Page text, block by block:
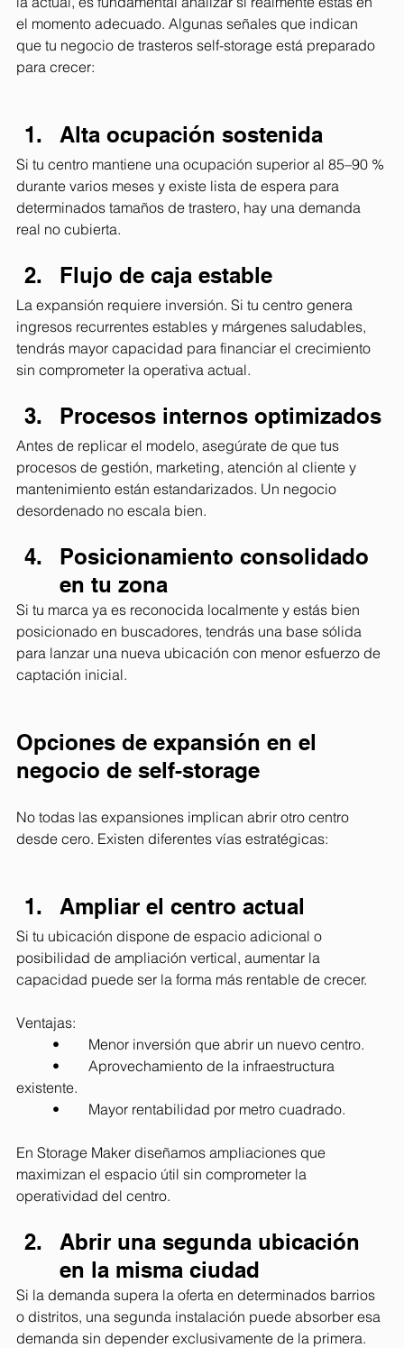
el momento adecuado. Algunas señales que indican
que tu negocio de trasteros self-storage está preparado
para crecer:
Alta ocupación sostenida
Si tu centro mantiene una ocupación superior al 85–90 %
durante varios meses y existe lista de espera para
determinados tamaños de trastero, hay una demanda
real no cubierta.
Flujo de caja estable
La expansión requiere inversión. Si tu centro genera
ingresos recurrentes estables y márgenes saludables,
tendrás mayor capacidad para financiar el crecimiento
sin comprometer la operativa actual.
Procesos internos optimizados
Antes de replicar el modelo, asegúrate de que tus
procesos de gestión, marketing, atención al cliente y
mantenimiento están estandarizados. Un negocio
desordenado no escala bien.
Posicionamiento consolidado
en tu zona
Si tu marca ya es reconocida localmente y estás bien
posicionado en buscadores, tendrás una base sólida
para lanzar una nueva ubicación con menor esfuerzo de
captación inicial.
Opciones de expansión en el
negocio de self-storage
No todas las expansiones implican abrir otro centro
desde cero. Existen diferentes vías estratégicas:
Ampliar el centro actual
Si tu ubicación dispone de espacio adicional o
posibilidad de ampliación vertical, aumentar la
capacidad puede ser la forma más rentable de crecer.
Ventajas:
	•	Menor inversión que abrir un nuevo centro.
existente.
	•	Mayor rentabilidad por metro cuadrado.
En Storage Maker diseñamos ampliaciones que
maximizan el espacio útil sin comprometer la
operatividad del centro.
Abrir una segunda ubicación
en la misma ciudad
Si la demanda supera la oferta en determinados barrios
o distritos, una segunda instalación puede absorber esa
demanda sin depender exclusivamente de la primera.